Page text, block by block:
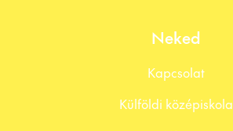
Neked
Kapcsolat
Külföldi középiskola